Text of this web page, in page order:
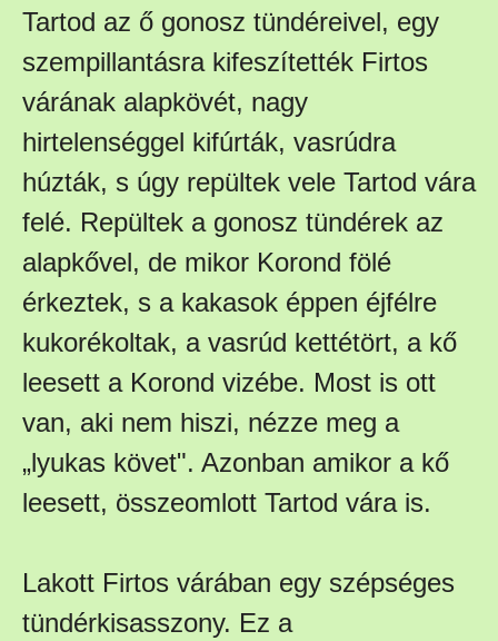
Tartod az ő gonosz tündéreivel, egy
szempillantásra kifeszítették Firtos
várának alapkövét, nagy
hirtelenséggel kifúrták, vasrúdra
húzták, s úgy repültek vele Tartod vára
felé. Repültek a gonosz tündérek az
alapkővel, de mikor Korond fölé
érkeztek, s a kakasok éppen éjfélre
kukorékoltak, a vasrúd kettétört, a kő
leesett a Korond vizébe. Most is ott
van, aki nem hiszi, nézze meg a
„lyukas követ". Azonban amikor a kő
leesett, összeomlott Tartod vára is.
Lakott Firtos várában egy szépséges
tündérkisasszony. Ez a